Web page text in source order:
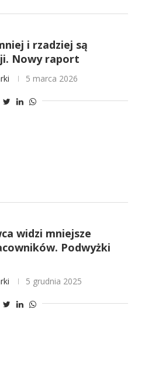
i rzadziej są
Nowy raport
5 marca 2026
widzi mniejsze
Podwyżki
5 grudnia 2025